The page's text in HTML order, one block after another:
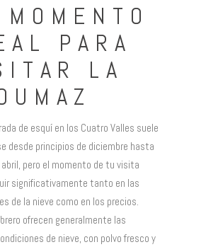
PARA
LA
de esquí en los Cuatro Valles suele
desde principios de diciembre hasta
pero el momento de tu visita
significativamente tanto en las
de la nieve como en los precios.
ofrecen generalmente las
de nieve, con polvo fresco y